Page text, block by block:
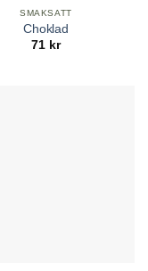
SMAKSATT
Choklad
71 kr